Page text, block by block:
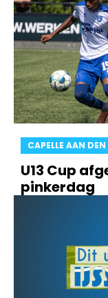
CAPELLE AAN DEN
U13 Cup
pinkerdag